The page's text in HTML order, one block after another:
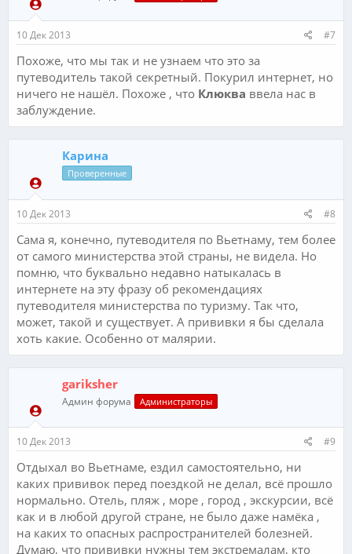
10 Дек 2013 #7
Похоже, что мы так и не узнаем что это за
путеводитель такой секретный. Покурил интернет, но
ничего не нашёл. Похоже , что Клюква ввела нас в
заблуждение.
Карина
Проверенные
10 Дек 2013 #8
Сама я, конечно, путеводителя по Вьетнаму, тем более
от самого министерства этой страны, не видела. Но
помню, что буквально недавно натыкалась в
интернете на эту фразу об рекомендациях
путеводителя министерства по туризму. Так что,
может, такой и существует. А прививки я бы сделала
хоть какие. Особенно от малярии.
gariksher
Админ форума Администраторы
10 Дек 2013 #9
Отдыхал во Вьетнаме, ездил самостоятельно, ни
каких прививок перед поездкой не делал, всё прошло
нормально. Отель, пляж , море , город , экскурсии, всё
как и в любой другой стране, не было даже намёка ,
на каких то опасных распространителей болезней.
Думаю, что прививки нужны тем экстремалам, кто